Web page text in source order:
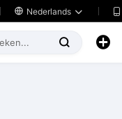
 Nederlands  
 